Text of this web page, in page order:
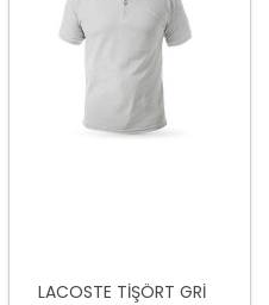
LACOSTE TİŞÖRT GRİ